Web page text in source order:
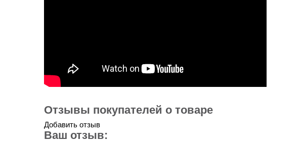
Отзывы покупателей о товаре
Добавить отзыв
Ваш отзыв: